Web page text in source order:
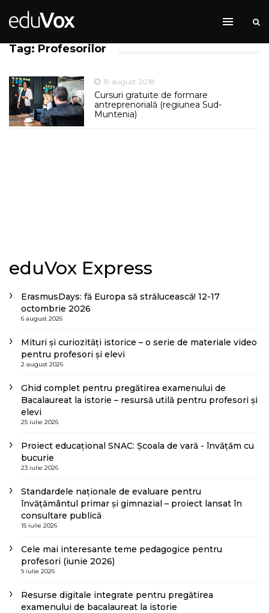
Tag: Profesorilor
19 august 2018
Cursuri gratuite de formare
antreprenorială (regiunea Sud-
Muntenia)
eduVox Express
ErasmusDays: fă Europa să strălucească! 12-17
octombrie 2026
6 august 2026
Mituri și curiozități istorice – o serie de materiale video
pentru profesori și elevi
2 august 2026
Ghid complet pentru pregătirea examenului de
Bacalaureat la istorie – resursă utilă pentru profesori și
elevi
25 iulie 2026
Proiect educațional SNAC: Școala de vară - învățăm cu
bucurie
23 iulie 2026
Standardele naționale de evaluare pentru
învățământul primar și gimnazial – proiect lansat în
consultare publică
15 iulie 2026
Cele mai interesante teme pedagogice pentru
profesori (iunie 2026)
9 iulie 2026
Resurse digitale integrate pentru pregătirea
examenului de bacalaureat la istorie